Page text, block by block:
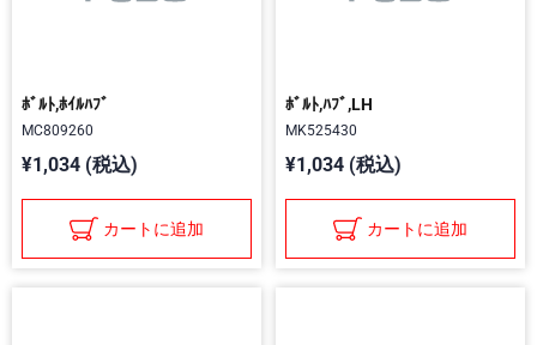
ﾎﾞﾙﾄ,ﾎｲﾙﾊﾌﾞ
MC809260
¥1,034 (税込)
カートに追加
ﾎﾞﾙﾄ,ﾊﾌﾞ,LH
MK525430
¥1,034 (税込)
カートに追加